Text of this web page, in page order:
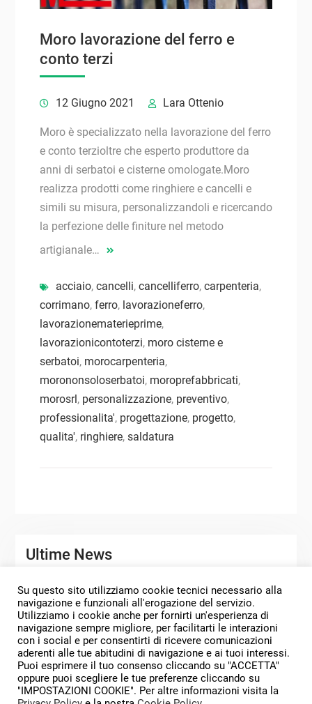
Moro lavorazione del ferro e
conto terzi
12 Giugno 2021 Lara Ottenio
Moro è specializzato nella lavorazione del ferro
e conto terzioltre che esperto produttore da
anni di serbatoi e cisterne omologate.Moro
realizza prodotti come ringhiere e cancelli e
simili su misura, personalizzandoli e ricercando
la perfezione delle finiture nel metodo
artigianale…
acciaio, cancelli, cancelliferro, carpenteria,
corrimano, ferro, lavorazioneferro,
lavorazionematerieprime,
lavorazionicontoterzi, moro cisterne e
serbatoi, morocarpenteria,
morononsoloserbatoi, moroprefabbricati,
morosrl, personalizzazione, preventivo,
professionalita', progettazione, progetto,
qualita', ringhiere, saldatura
Ultime News
SERBATOI DI STOCCAGGIO PERSONALIZZATI
MORO SERBATOI PROGETTI 2025
SERENO E PROSPERO ANNO NUOVO
Su questo sito utilizziamo cookie tecnici necessario alla
navigazione e funzionali all'erogazione del servizio.
Utilizziamo i cookie anche per fornirti un'esperienza di
navigazione sempre migliore, per facilitarti le interazioni
con i social e per consentirti di ricevere comunicazioni
aderenti alle tue abitudini di navigazione e ai tuoi interessi.
Puoi esprimere il tuo consenso cliccando su "ACCETTA"
oppure puoi scegliere le tue preferenze cliccando su
"IMPOSTAZIONI COOKIE". Per altre informazioni visita la